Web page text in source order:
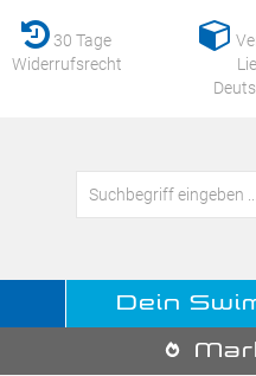
30 Tage
Widerrufsrecht
Dein